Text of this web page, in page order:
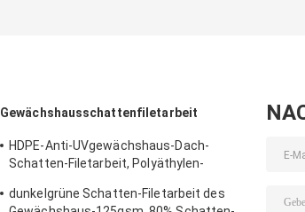
Gewächshausschattenfiletarbeit
HDPE-Anti-UVgewächshaus-Dach-
Schatten-Filetarbeit, Polyäthylen-
dunkelgrüne Schatten-Filetarbeit des